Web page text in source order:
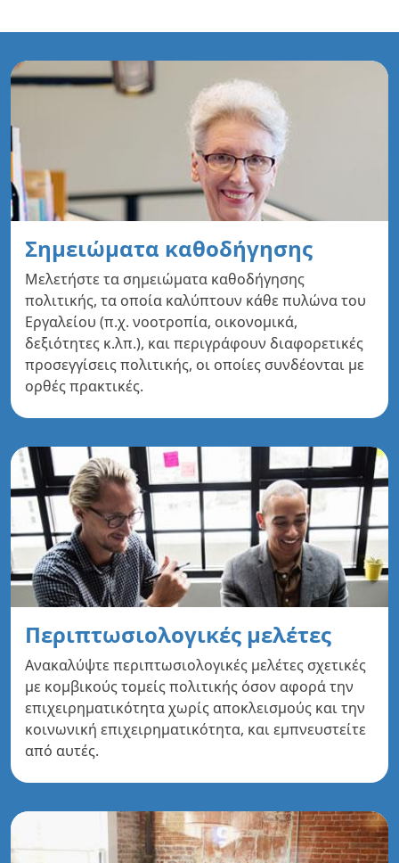
Σημειώματα καθοδήγησης
Μελετήστε τα σημειώματα καθοδήγησης
πολιτικής, τα οποία καλύπτουν κάθε πυλώνα του
Εργαλείου (π.χ. νοοτροπία, οικονομικά,
δεξιότητες κ.λπ.), και περιγράφουν διαφορετικές
προσεγγίσεις πολιτικής, οι οποίες συνδέονται με
ορθές πρακτικές.
Περιπτωσιολογικές μελέτες
Ανακαλύψτε περιπτωσιολογικές μελέτες σχετικές
με κομβικούς τομείς πολιτικής όσον αφορά την
επιχειρηματικότητα χωρίς αποκλεισμούς και την
κοινωνική επιχειρηματικότητα, και εμπνευστείτε
από αυτές.